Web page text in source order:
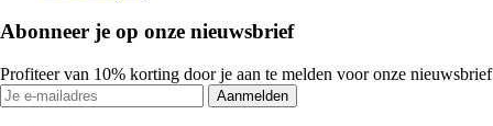
Abonneer je op onze nieuwsbrief
Profiteer van 10% korting door je aan te melden voor onze nieuwsbrief
Aanmelden